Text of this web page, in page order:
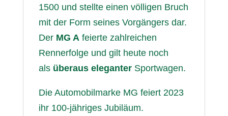
1500 und stellte einen völligen Bruch
mit der Form seines Vorgängers dar.
Der MG A feierte zahlreichen
Rennerfolge und gilt heute noch
als überaus eleganterSportwagen.
Die Automobilmarke MG feiert 2023
ihr 100-jähriges Jubiläum.